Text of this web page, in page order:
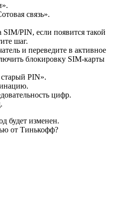
связь».
PIN, если появится такой
шаг.
и переведите в активное
блокировку SIM-карты
PIN».
цифр.
будет изменен.
от Тинькофф?